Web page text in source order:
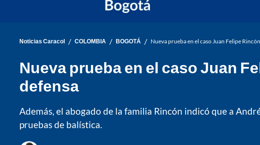
Noticias Caracol / COLOMBIA / BOGOTÁ / Nueva prueba en el caso Juan Felipe
Nueva prueba en el caso Juan
defensa
Además, el abogado de la familia Rincón indicó que a
pruebas de balística.